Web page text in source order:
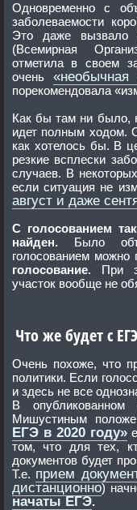
Одновременно с
заболеваемости
(Всемирная
отметила в своем заявлении, что у России получается
очень
порекомендовала
Как бы там ни было,
идет полным ходом.
как хотелось бы. В
резкие всплески заболевания COVID-19, много летальных
случаев. В некоторых из них уже объявили, что в случае,
если ситуация не
август и даже
С голосованием такого не получится.
найден. Было
голосованием можно
голосование. При этом
участок вообще не
Что же будет с
Очень похоже, что
политики. Если
и здесь не все
В опубликованном
Мишустиным
ЕГЭ в 2020 году»
том, что для тех,
Т.е. прием
дистанционно)
начаты ЕГЭ.